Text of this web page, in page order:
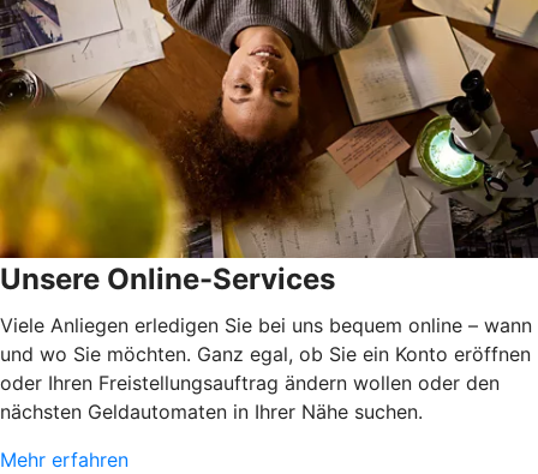
Unsere Online-Services
Viele Anliegen erledigen Sie bei uns bequem online – wann
und wo Sie möchten. Ganz egal, ob Sie ein Konto eröffnen
oder Ihren Freistellungsauftrag ändern wollen oder den
nächsten Geldautomaten in Ihrer Nähe suchen.
Mehr erfahren